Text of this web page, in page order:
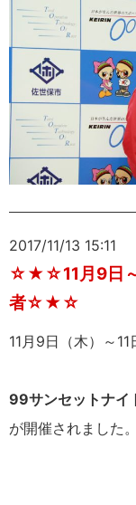
2017/11/13 15:11
☆★☆11月9日
者☆★☆
11月9日（木）～
99サンセットナイ
が開催されました。